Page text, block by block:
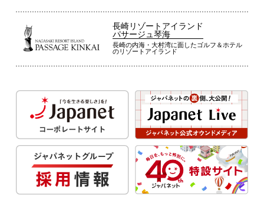
長崎リゾートアイランド
パサージュ琴海
長崎の内海・大村湾に面したゴルフ＆ホテル
のリゾートアイランド